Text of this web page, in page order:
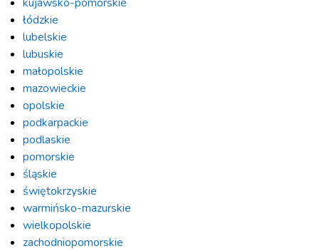
łódzkie
lubelskie
lubuskie
małopolskie
mazowieckie
opolskie
podkarpackie
podlaskie
pomorskie
śląskie
świętokrzyskie
warmińsko-mazurskie
wielkopolskie
zachodniopomorskie